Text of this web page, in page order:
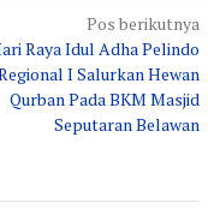
Pos berikutnya
Raya Idul Adha Pelindo
I Salurkan Hewan
Qurban Pada BKM Masjid
Seputaran Belawan